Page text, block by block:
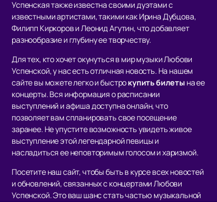
Успенская также известна своими дуэтами с
известными артистами, такими как Ирина Дубцова,
Филипп Киркоров и Леонид Агутин, что добавляет
разнообразие и глубину ее творчеству.
Для тех, кто хочет окунуться в мир музыки Любови
Успенской, у нас есть отличная новость. На нашем
сайте вы можете легко и быстрокупить билеты на ее
концерты. Вся информация о расписании
выступлений и афиша доступна онлайн, что
позволяет вам спланировать свое посещение
заранее. Не упустите возможность увидеть живое
выступление этой легендарной певицы и
насладиться ее неповторимым голосом и харизмой.
Посетите наш сайт, чтобы быть в курсе всех новостей
и обновлений, связанных с концертами Любови
Успенской. Это ваш шанс стать частью музыкальной